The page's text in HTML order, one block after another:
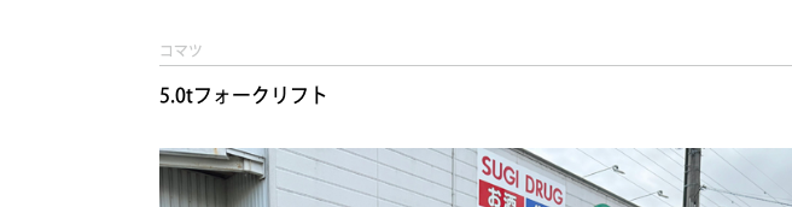
コマツ
5.0tフォークリフト